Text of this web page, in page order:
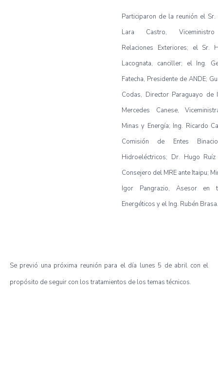
Participaron de la reunión el Sr.
Lara Castro,
Relaciones Exteriores; el Sr.
Lacognata, canciller; el Ing.
Fatecha, Presidente de ANDE;
Codas, Director Paraguayo de
Mercedes Canese,
Minas y Energía; Ing. Ricardo
Comisión de Entes
Hidroeléctricos; Dr. Hugo Ruíz
Consejero del MRE ante Itaipu;
Igor Pangrazio, Asesor en
Energéticos y el Ing. Rubén Brasa.
Se previó una próxima reunión para el día lunes 5 de abril con el
propósito de seguir con los tratamientos de los temas técnicos.